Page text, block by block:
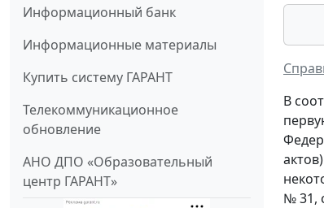
Информационный банк
Информационные материалы
Купить систему ГАРАНТ
Телекоммуникационное
обновление
АНО ДПО «Образовательный
центр ГАРАНТ»
В
№ 31,